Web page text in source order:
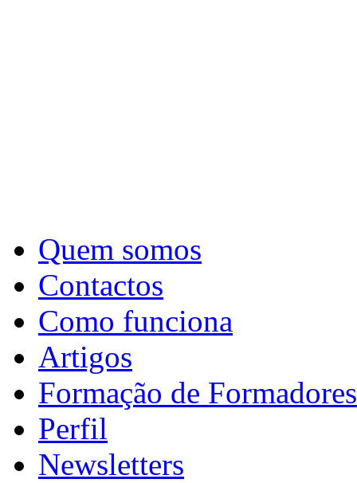
Quem somos
Contactos
Como funciona
Artigos
Formação de Formadores
Perfil
Newsletters